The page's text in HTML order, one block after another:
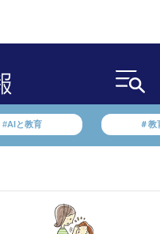
#AIと教育 ＃教